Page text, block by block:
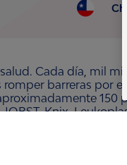
Cada día, mil
barreras por
150
Knix,